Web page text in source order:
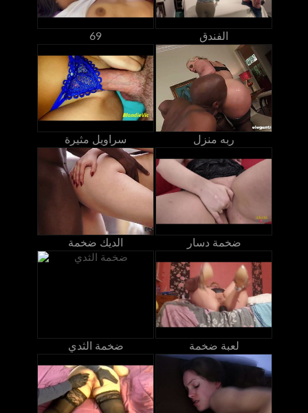
69 الفندق
سراويل مثيرة ربه منزل
الديك ضخمة ضخمة دسار
ضخمة الثدي لعبة ضخمة